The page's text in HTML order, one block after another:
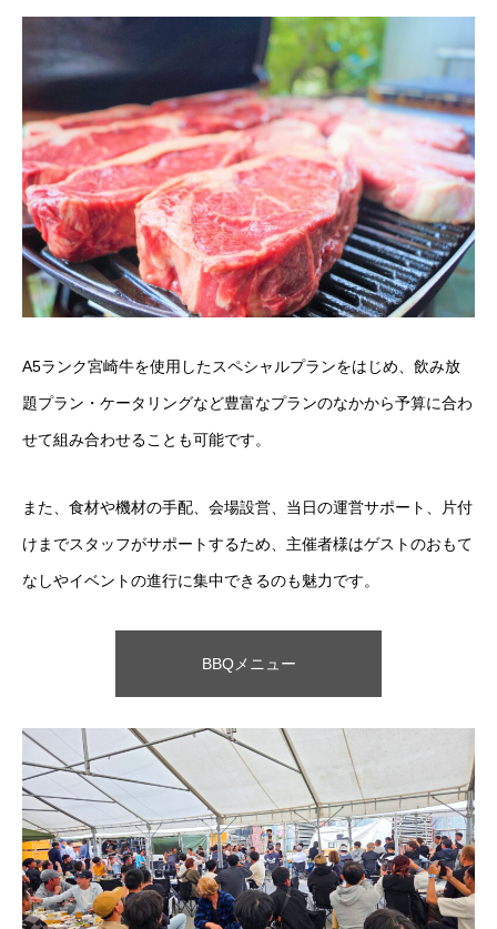
A5ランク宮崎牛を使用したスペシャルプランをはじめ、飲み放
題プラン・ケータリングなど豊富なプランのなかから予算に合わ
せて組み合わせることも可能です。
また、 食材や機材の手配、会場設営、当日の運営サポート、片付
けまでスタッフがサポートするため、 主催者様はゲストのおもて
なしやイベントの進行に集中できるのも魅力です。
BBQメニュー